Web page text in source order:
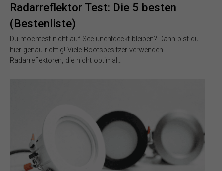
Radarreflektor Test: Die 5 besten
(Bestenliste)
Du möchtest nicht auf See unentdeckt bleiben? Dann bist du
hier genau richtig! Viele Bootsbesitzer verwenden
Radarreflektoren, die nicht optimal…